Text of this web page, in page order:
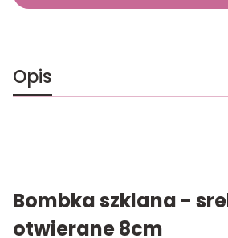
Opis
Bombka szklana -
otwierane 8cm